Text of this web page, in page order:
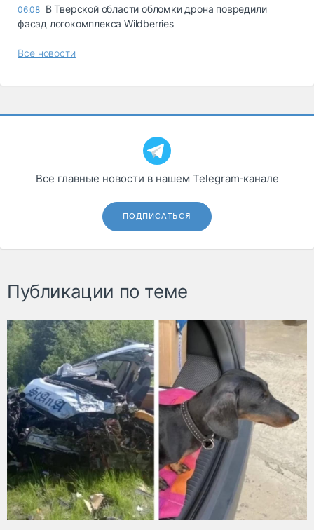
06.08 В Тверской области обломки дрона повредили
фасад логокомплекса Wildberries
Все новости
Все главные новости в нашем Telegram‑канале
ПОДПИСАТЬСЯ
Публикации по теме